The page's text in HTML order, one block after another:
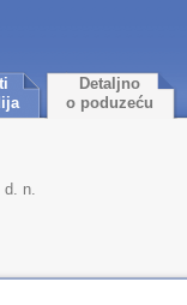
Detaljno
o poduzeću
d. n.